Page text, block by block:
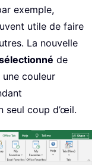
exemple,
utile de faire
La nouvelle
de
couleur
seul coup d’œil.